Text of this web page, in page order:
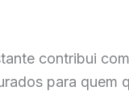
contribui
para quem